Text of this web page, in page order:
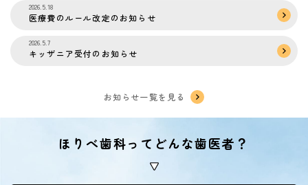
2026.5.18
医療費のルール改定のお知らせ
2026.5.7
キッザニア受付のお知らせ
お知らせ一覧を見る
ほりべ歯科ってどんな歯医者？